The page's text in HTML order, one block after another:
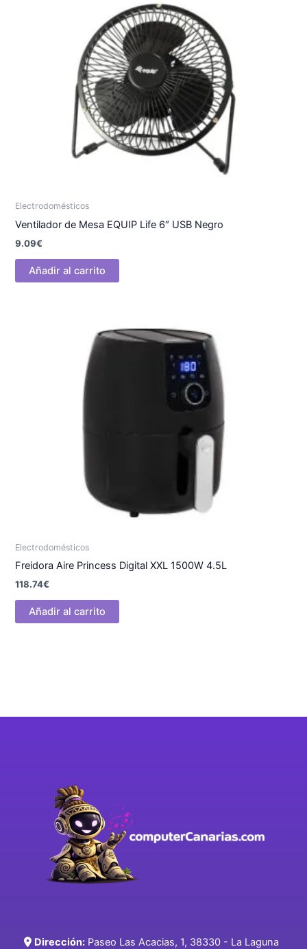
Electrodomésticos
Ventilador de Mesa EQUIP Life 6″ USB Negro
9.09€
Añadir al carrito
Electrodomésticos
Freidora Aire Princess Digital XXL 1500W 4.5L
118.74€
Añadir al carrito
Dirección: Paseo Las Acacias, 1, 38330 - La Laguna